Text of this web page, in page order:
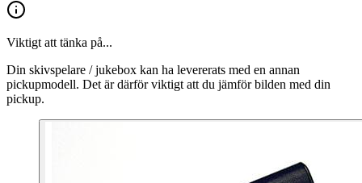
Viktigt att tänka på...
Din skivspelare / jukebox kan ha levererats med en annan
pickupmodell. Det är därför viktigt att du jämför bilden med din
pickup.